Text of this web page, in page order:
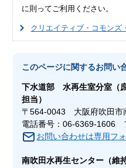
に則ってご利用ください。
クリエイティブ・コモンズ
このページに関するお問い
下水道部水再生室分室（
担当）
〒564-0043 大阪府吹田市
電話番号：06-6369-1606
お問い合わせは専用フ
南吹田水再生センター （維